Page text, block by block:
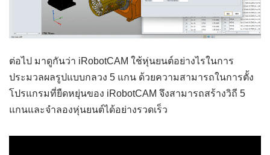
ต่อไป มาดูกันว่า iRobotCAM ใช้หุ่นยนต์อย่างไรในการ
ประมวลผลรูปแบบกลวง 5 แกน ด้วยความสามารถในการตั้ง
โปรแกรมที่ยืดหยุ่นของ iRobotCAM จึงสามารถสร้างวิถี 5
แกนและจำลองหุ่นยนต์ได้อย่างรวดเร็ว